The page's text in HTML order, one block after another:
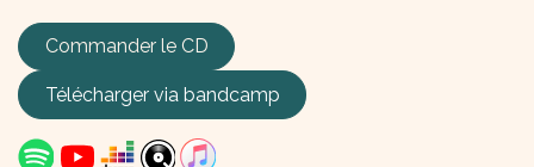
Commander le CD
Télécharger via bandcamp